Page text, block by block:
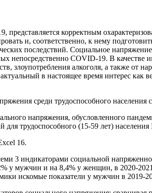
корректным
и, соответственно, к нему
последствий. Социальное
непосредственно COVID-19. В
злоупотребления алкоголя, а также от
в настоящее время интерес
среди трудоспособного
напряжения, обусловленного
для трудоспособного (15-59 лет)
16.
3 индикаторами социальной
у мужчин и на 8,4% у женщин, в 2020-
искомые показатели у мужчин в 2019-